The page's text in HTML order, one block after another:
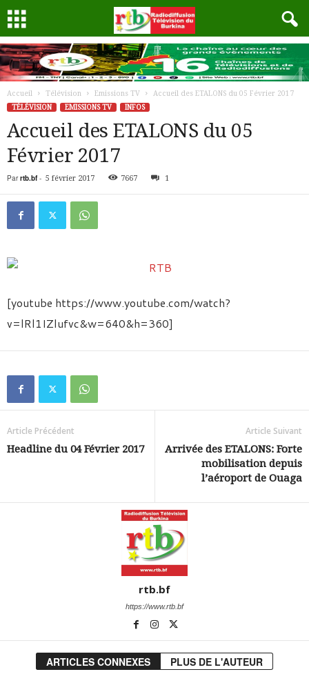
Accueil Télévision Emissions TV
Accueil des ETALONS du 05 Février 2017
TÉLÉVISION
EMISSIONS TV INFOS
Accueil des ETALONS du 05
Février 2017
Par rtb.bf- 5 février 2017 7667 1
[youtube https://www.youtube.com/watch?
v=lRl1IZlufvc&w=640&h=360]
Article Précédent
Headline du 04 Février 2017
Article Suivant
Arrivée des ETALONS: Forte
mobilisation depuis
l’aéroport de Ouaga
rtb.bf
https://www.rtb.bf
ARTICLES CONNEXES PLUS DE L'AUTEUR